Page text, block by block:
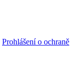
Prohlášení o ochraně